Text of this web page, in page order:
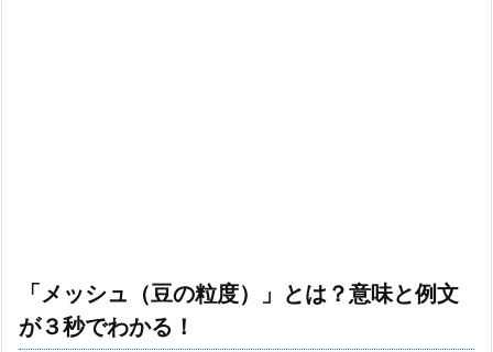
「メッシュ（豆の粒度）」とは？意味と例文
が３秒でわかる！